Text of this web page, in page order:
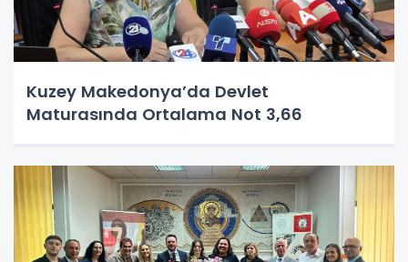
Kuzey Makedonya’da Devlet
Maturasında Ortalama Not 3,66